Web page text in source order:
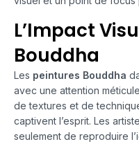
L’Impact
Bouddha
Les peintures Bouddha
avec une attention
de textures et de
captivent l’esprit. Les
seulement de reproduire